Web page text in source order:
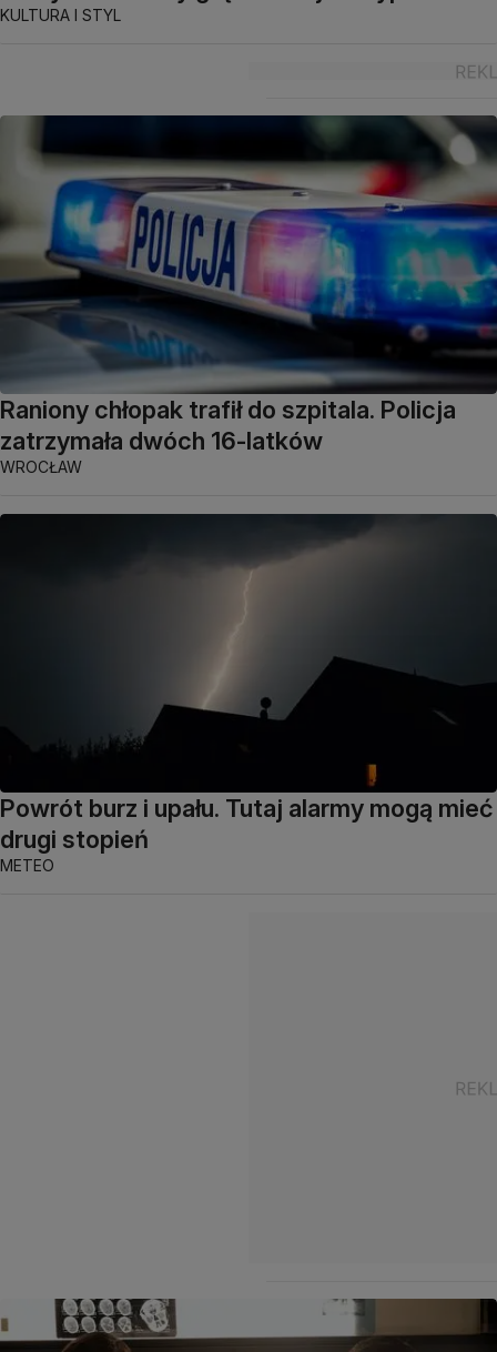
KULTURA I STYL
Raniony chłopak trafił do szpitala. Policja
zatrzymała dwóch 16-latków
WROCŁAW
Powrót burz i upału. Tutaj alarmy mogą mieć
drugi stopień
METEO